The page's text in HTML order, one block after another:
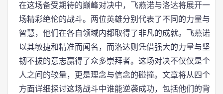
在这场备受期待的巅峰对决中，飞燕诺与洛达将展开一
场精彩绝伦的战斗。两位英雄分别代表了不同的力量与
智慧，他们在各自领域内都取得了非凡的成就。飞燕诺
以其敏捷和精准而闻名，而洛达则凭借强大的力量与坚
韧不拔的意志赢得了众多崇拜者。这场对决不仅仅是个
人之间的较量，更是理念与信念的碰撞。文章将从四个
方面详细探讨这场战斗中谁能逆袭成功，包括他们的背